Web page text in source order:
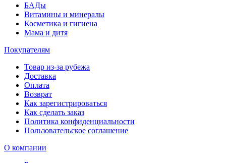
БАДы
Витамины и минералы
Косметика и гигиена
Мама и дитя
Покупателям
Товар из-за рубежа
Доставка
Оплата
Возврат
Как зарегистрироваться
Как сделать заказ
Политика конфиденциальности
Пользовательское соглашение
О компании